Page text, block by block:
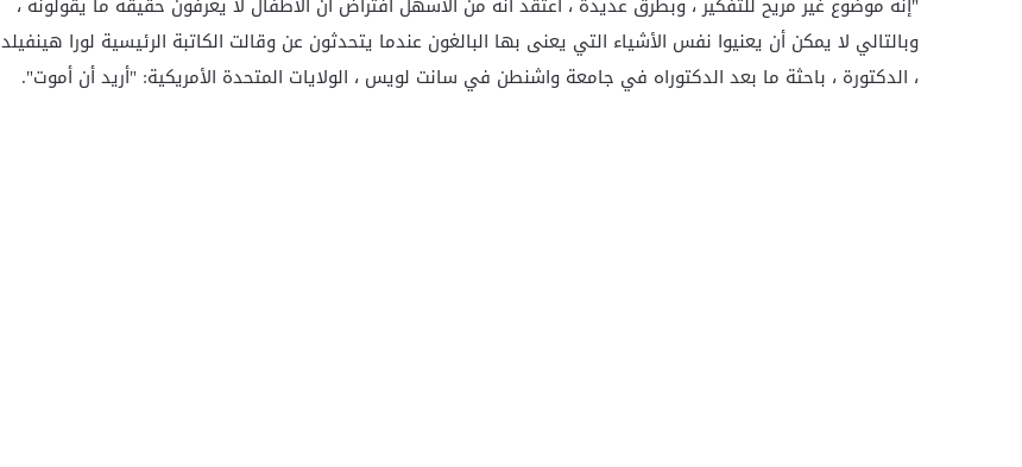
وبالتالي لا يمكن أن يعنيوا نفس الأشياء التي يعنى بها البالغون عندما يتحدثون عن وقالت الكاتبة الرئيسية لورا هينفيلد
، الدكتورة ، باحثة ما بعد الدكتوراه في جامعة واشنطن في سانت لويس ، الولايات المتحدة الأمريكية: "أريد أن أموت".